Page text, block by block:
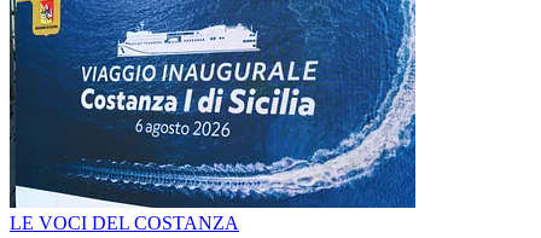
LE VOCI DEL COSTANZA